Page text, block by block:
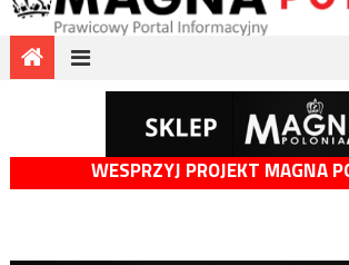
WESPRZYJ PROJEKT MAGNA